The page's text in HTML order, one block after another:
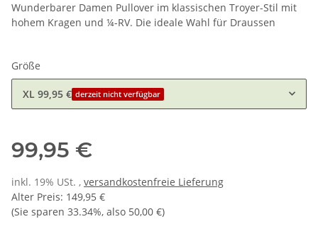
Wunderbarer Damen Pullover im klassischen Troyer-Stil mit
hohem Kragen und ¼-RV. Die ideale Wahl für Draussen
Größe
XL 99,95 € derzeit nicht verfügbar
99,95 €
inkl. 19% USt. , versandkostenfreie Lieferung
Alter Preis: 149,95 €
(Sie sparen 33.34%, also 50,00 €)